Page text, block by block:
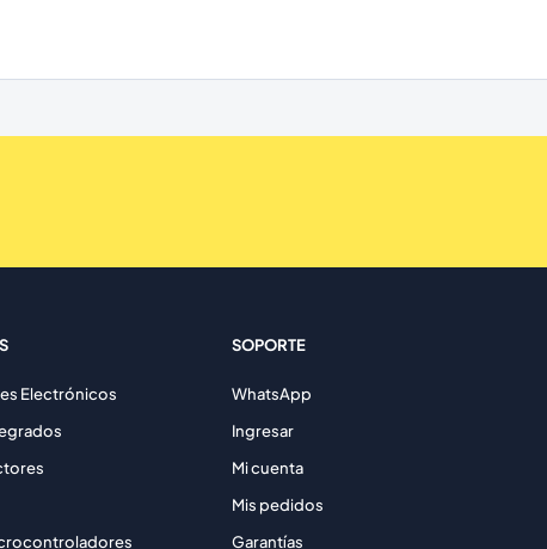
Electrónicos
SOPORTE
WhatsApp
Ingresar
Mi cuenta
Mis pedidos
Garantías